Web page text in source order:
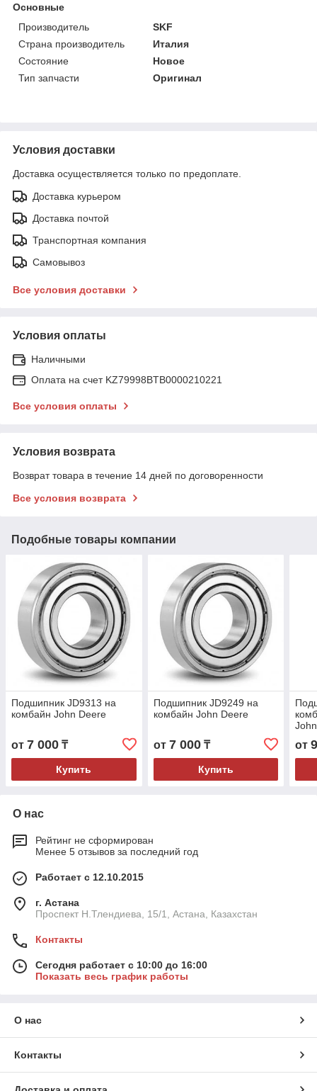
Основные
Производитель
SKF
Страна производитель
Италия
Состояние
Новое
Тип запчасти
Оригинал
Условия доставки
Доставка осуществляется только по предоплате.
Доставка курьером
Доставка почтой
Транспортная компания
Самовывоз
Все условия доставки
Условия оплаты
Наличными
Оплата на счет KZ79998BTB0000210221
Все условия оплаты
Условия возврата
Возврат товара в течение 14 дней по договоренности
Все условия возврата
Подобные товары компании
Подшипник JD9313 на
комбайн John Deere
от 7 000 ₸
Купить
Подшипник JD9249 на
комбайн John Deere
от 7 000₸
Купить
от
О нас
Рейтинг не сформирован
Менее 5 отзывов за последний год
Работает с 12.10.2015
г. Астана
Проспект Н.Тлендиева, 15/1, Астана, Казахстан
Контакты
Сегодня работает с 10:00 до 16:00
Показать весь график работы
О нас
Контакты